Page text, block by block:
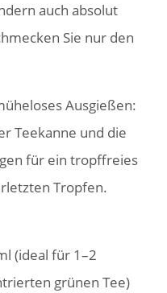
auch absolut
Sie nur den
Ausgießen:
Teekanne und die
für ein tropffreies
Tropfen.
(ideal für 1–2
grünen Tee)